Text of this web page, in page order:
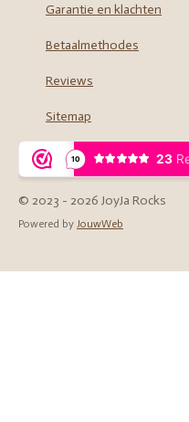
Garantie en klachten
Betaalmethodes
Reviews
Sitemap
© 2023 - 2026 JoyJa Rocks
Powered by JouwWeb